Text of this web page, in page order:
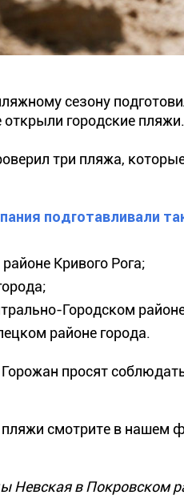
сезону
городские пляжи.
три пляжа,
подготавливали
Кривого Рога;
Городском
районе города.
просят
смотрите в нашем
Невская в Покровском